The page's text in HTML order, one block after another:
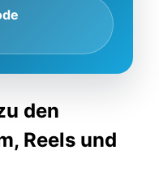
den
Reels und